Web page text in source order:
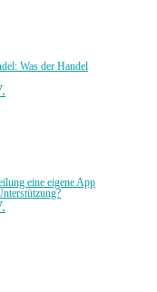
Was der Handel
eine eigene App